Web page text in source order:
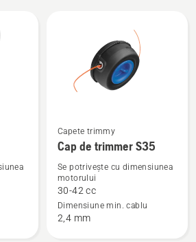
Vezi
mai
multe
detalii
despre
Cap
Capete trimmy
Cap de trimmer S35
Se potrivește cu dimensiunea
motorului
30-42 cc
Dimensiune min. cablu
2,4 mm